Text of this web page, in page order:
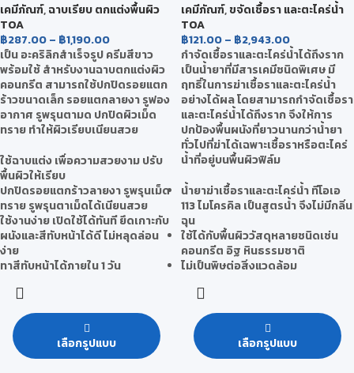
เคมีภัณฑ์,ฉาบเรียบ ตกแต่งพื้นผิว
TOA
฿287.00– ฿1,190.00
เป็น อะคริลิกสำเร็จรูป ครีมสีขาว
พร้อมใช้ สำหรับงานฉาบตกแต่งผิว
คอนกรีต สามารถใช้ปกปิดรอยแตก
ร้าวขนาดเล็ก รอยแตกลายงา รูฟอง
อากาศ รูพรุนตามด ปกปิดผิวเม็ด
ทราย ทำให้ผิวเรียบเนียนสวย
ใช้ฉาบแต่ง เพื่อความสวยงาม ปรับ
พื้นผิวให้เรียบ
ปกปิดรอยแตกร้าวลายงา รูพรุนเม็ด
ทราย รูพรุนตาเม็ดได้เนียนสวย
ใช้งานง่าย เปิดใช้ได้ทันที ยึดเกาะกับ
ผนังและสีทับหน้าได้ดี ไม่หลุดล่อน
ง่าย
ทาสีทับหน้าได้ภายใน 1 วัน
เลือกรูปแบบ
เคมีภัณฑ์,ขจัดเชื้อรา และตะไคร่น้ำ
TOA
฿121.00– ฿2,943.00
กำจัดเชื้อราและตะไคร่น้ำได้ถึงราก
เป็นน้ำยาที่มีสารเคมีชนิดพิเศษ มี
ฤทธิ์ในการฆ่าเชื้อราและตะไคร่น้ำ
อย่างได้ผล โดยสามารถกำจัดเชื้อรา
และตะไคร่น้ำได้ถึงราก จึงให้การ
ปกป้องพื้นผนังที่ยาวนานกว่าน้ำยา
ทั่วไปที่ฆ่าได้เฉพาะเชื้อราหรือตะไคร่
น้ำที่อยู่บนพื้นผิวฟิล์ม
น้ำยาฆ่าเชื้อราและตะไคร่น้ำ ทีโอเอ
113 ไมโครคิล เป็นสูตรน้ำ จึงไม่มีกลิ่น
ฉุน
ใช้ได้กับพื้นผิววัสดุหลายชนิดเช่น
คอนกรีต อิฐ หินธรรมชาติ
ไม่เป็นพิษต่อสิ่งแวดล้อม
เลือกรูปแบบ